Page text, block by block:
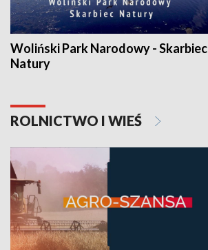
Woliński Park Narodowy - Skarbiec
Natury
ROLNICTWO I WIEŚ